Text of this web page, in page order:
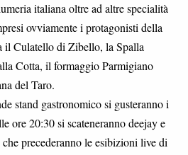
italiana oltre ad altre specialità
ovviamente i protagonisti della
il Culatello di Zibello, la Spalla
Cotta, il formaggio Parmigiano
del Taro.
stand gastronomico si gusteranno i
ore 20:30 si scateneranno deejay e
precederanno le esibizioni live di